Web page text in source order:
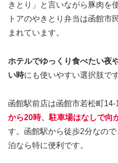
きとり」と言いながら豚肉を
トアのやきとり弁当は函館市
まれています。
ホテルでゆっくり食べたい夜
い時にも使いやすい選択肢です
函館駅前店は函館市若松町14-
から20時、駐車場はなしで向
す。函館駅から徒歩2分なの
泊なら特に便利です。